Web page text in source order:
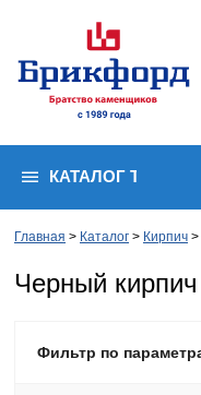
КАТАЛОГ
Главная Каталог Кирпич
Черный
Фильтр по